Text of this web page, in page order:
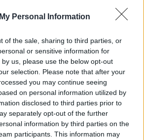
Personal Information
of the sale, sharing to third parties, or
or sensitive information for
us, please use the below opt-out
selection. Please note that after your
you may continue seeing
on personal information utilized by
disclosed to third parties prior to
separately opt-out of the further
information by third parties on the
participants. This information may
Deutschland 2013
Keppler, gerade am Leipziger
von seiner Kollegin Eva Saalfeld auf
Tatort gerufen. Ein junger Afghane ist in
auf einer Wiese verbrannt. Die
den Ausweispapieren, dass es sich um
der Hochfrequenzphysik an der
Als sie sehen, dass ...
Tatort